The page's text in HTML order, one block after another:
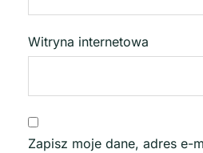
Witryna internetowa
Zapisz moje dane, adres e-